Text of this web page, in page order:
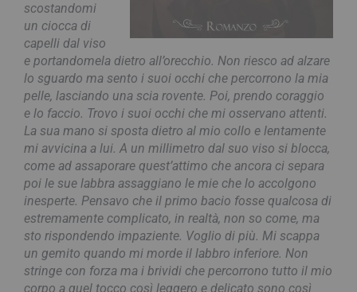
scostandomi
un ciocca di
capelli dal viso
e portandomela dietro all’orecchio. Non riesco ad alzare
lo sguardo ma sento i suoi occhi che percorrono la mia
pelle, lasciando una scia rovente. Poi, prendo coraggio
e lo faccio. Trovo i suoi occhi che mi osservano attenti.
La sua mano si sposta dietro al mio collo e lentamente
mi avvicina a lui. A un millimetro dal suo viso si blocca,
come ad assaporare quest’attimo che ancora ci separa
poi le sue labbra assaggiano le mie che lo accolgono
inesperte. Pensavo che il primo bacio fosse qualcosa di
estremamente complicato, in realtà, non so come, ma
sto rispondendo impaziente. Voglio di più. Mi scappa
un gemito quando mi morde il labbro inferiore. Non
stringe con forza ma i brividi che percorrono tutto il mio
corpo a quel tocco così leggero e delicato sono così